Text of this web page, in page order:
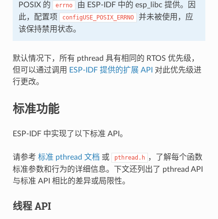
POSIX 的 errno
由 ESP-IDF 中的 esp_libc 提供。因
此，配置项
configUSE_POSIX_ERRNO
并未被使用，应
该保持禁用状态。
默认情况下，所有 pthread 具有相同的 RTOS 优先级，
但可以通过调用
ESP-IDF 提供的扩展 API
对此优先级进
行更改。
标准功能
ESP-IDF 中实现了以下标准 API。
请参考 标准 pthread 文档 或 pthread.h ，了解每个函数
标准参数和行为的详细信息。下文还列出了 pthread API
与标准 API 相比的差异或局限性。
线程 API